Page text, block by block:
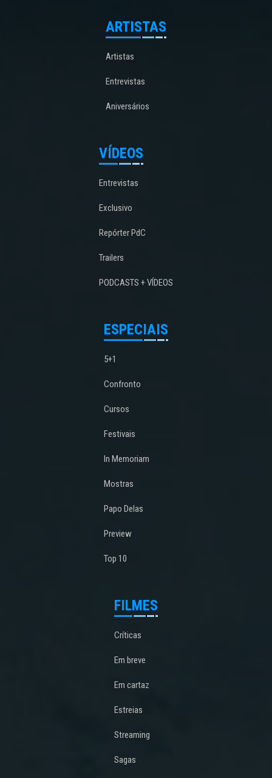
ARTISTAS
Artistas
Entrevistas
Aniversários
VÍDEOS
Entrevistas
Exclusivo
Repórter PdC
Trailers
PODCASTS + VÍDEOS
ESPECIAIS
5+1
Confronto
Cursos
Festivais
In Memoriam
Mostras
Papo Delas
Preview
Top 10
FILMES
Críticas
Em breve
Em cartaz
Estreias
Streaming
Sagas